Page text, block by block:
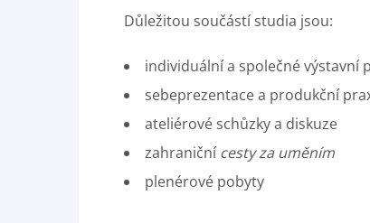
Důležitou součástí studia jsou:
individuální a společné výstavní
sebeprezentace a produkční
ateliérové schůzky a diskuze
zahraniční cesty za uměním
plenérové pobyty